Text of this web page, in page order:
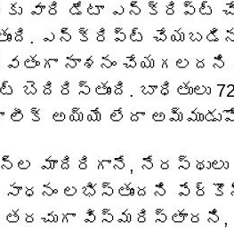
వారి డేటా ఎన్‌క్రిప్ట్
ఎన్‌క్రిప్ట్
నాశనం
బెదిరిస్తుంది. బాధితులు
అయ్యే లేదా
మాదిరిగానే, నేరస్థులు
లభిస్తుందని
తరచుగా